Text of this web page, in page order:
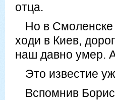
отца.
Но в Смоленске
ходи в Киев,
наш давно умер.
Это известие
Вспомнив